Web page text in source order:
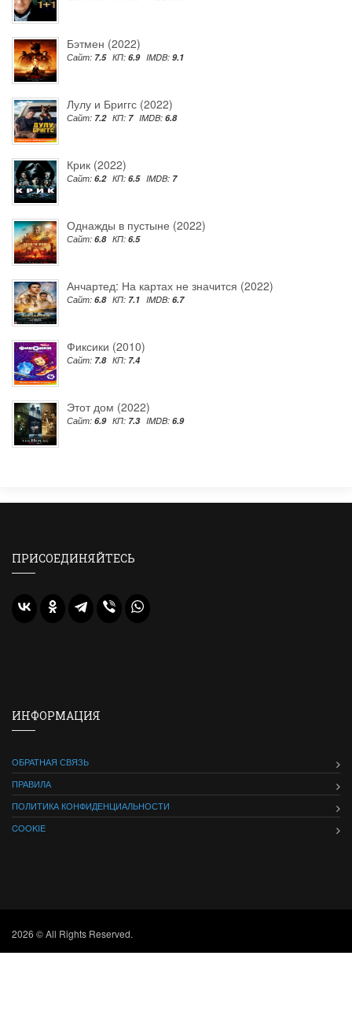
Бэтмен (2022)
Сайт: 7.5 КП: 6.9 IMDB: 9.1
Лулу и Бриггс (2022)
Сайт: 7.2 КП: 7 IMDB: 6.8
Крик (2022)
Сайт: 6.2 КП: 6.5 IMDB: 7
Однажды в пустыне (2022)
Сайт: 6.8 КП: 6.5
Анчартед: На картах не значится (2022)
Сайт: 6.8 КП: 7.1 IMDB: 6.7
Фиксики (2010)
Сайт: 7.8 КП: 7.4
Этот дом (2022)
Сайт: 6.9 КП: 7.3 IMDB: 6.9
ПРИСОЕДИНЯЙТЕСЬ
ИНФОРМАЦИЯ
ОБРАТНАЯ СВЯЗЬ
ПРАВИЛА
ПОЛИТИКА КОНФИДЕНЦИАЛЬНОСТИ
COOKIE
2026 © All Rights Reserved.